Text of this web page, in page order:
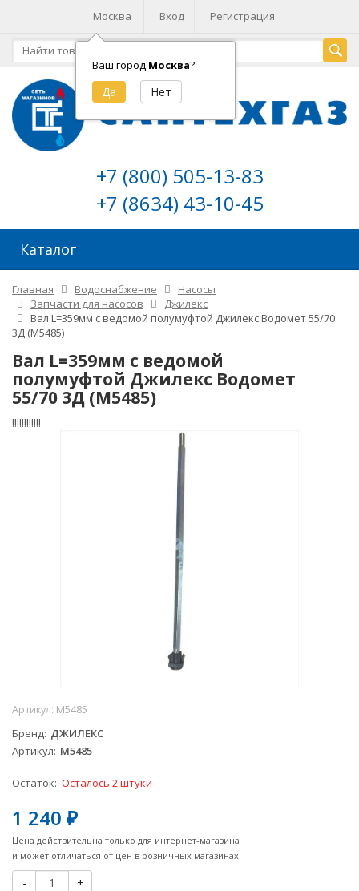
Москва
Ваш город Москва?
Вход Регистрация
+7 (800) 505-13-83
+7 (8634) 43-10-45
Каталог
Главная Водоснабжение
Насосы
Запчасти для насосов
Джилекс
Вал L=359мм с ведомой полумуфтой Джилекс Водомет 55/70
3Д (М5485)
Вал L=359мм с ведомой
полумуфтой Джилекс Водомет
55/70 3Д (М5485)
!!!!!!!!!!!!
Артикул: М5485
Бренд ДЖИЛЕКС
Артикул М5485
Остаток: Осталось 2 штуки
1 240 ₽
Цена действительна только для интернет-магазина
и может отличаться от цен в розничных магазинах
- +